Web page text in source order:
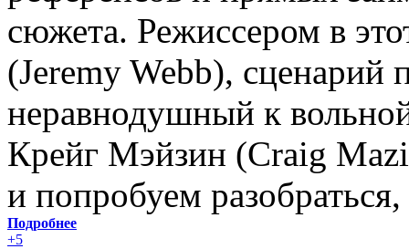
сюжета. Режиссером в
(Jeremy Webb), сценарий
неравнодушный к
Крейг Мэйзин (Craig
и попробуем
Подробнее
+5